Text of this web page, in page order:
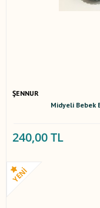
ŞENNUR
Midyeli Bebek
240,00 TL